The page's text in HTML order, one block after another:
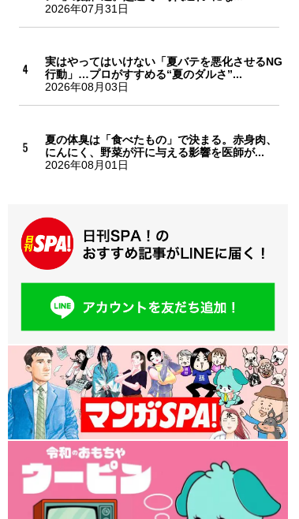
2026年07月31日
実はやってはいけない「夏バテを悪化させるNG
行動」…プロがすすめる“夏のダルさ”...
2026年08月03日
夏の体臭は「食べたもの」で決まる。赤身肉、
にんにく、野菜が汗に与える影響を医師が...
2026年08月01日